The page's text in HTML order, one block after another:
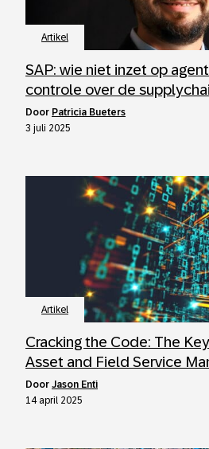
Artikel
SAP: wie niet inzet op
controle over de
door Patricia Bueters
3 juli 2025
Artikel
Cracking the Code: The
Asset and Field Service
door Jason Enti
14 april 2025